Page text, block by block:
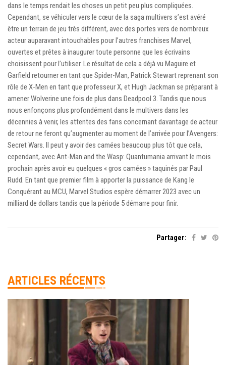
dans le temps rendait les choses un petit peu plus compliquées.
Cependant, se véhiculer vers le cœur de la saga multivers s’est avéré
être un terrain de jeu très différent, avec des portes vers de nombreux
acteur auparavant intouchables pour l’autres franchises Marvel,
ouvertes et prêtes à inaugurer toute personne que les écrivains
choisissent pour l’utiliser. Le résultat de cela a déjà vu Maguire et
Garfield retourner en tant que Spider-Man, Patrick Stewart reprenant son
rôle de X-Men en tant que professeur X, et Hugh Jackman se préparant à
amener Wolverine une fois de plus dans Deadpool 3. Tandis que nous
nous enfonçons plus profondément dans le multivers dans les
décennies à venir, les attentes des fans concernant davantage de acteur
de retour ne feront qu’augmenter au moment de l’arrivée pour l’Avengers:
Secret Wars. Il peut y avoir des camées beaucoup plus tôt que cela,
cependant, avec Ant-Man and the Wasp: Quantumania arrivant le mois
prochain après avoir eu quelques « gros camées » taquinés par Paul
Rudd. En tant que premier film à apporter la puissance de Kang le
Conquérant au MCU, Marvel Studios espère démarrer 2023 avec un
milliard de dollars tandis que la période 5 démarre pour finir.
Partager:
ARTICLES RÉCENTS